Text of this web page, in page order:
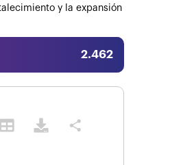
y la expansión
2.462
share